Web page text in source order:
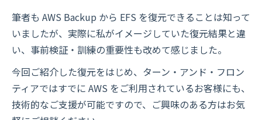
筆者も AWS Backup から EFS を復元できることは知って
いましたが、実際に私がイメージしていた復元結果と違
い、事前検証・訓練の重要性も改めて感じました。
今回ご紹介した復元をはじめ、ターン・アンド・フロン
ティアではすでに AWS をご利用されているお客様にも、
技術的なご支援が可能ですので、ご興味のある方はお気